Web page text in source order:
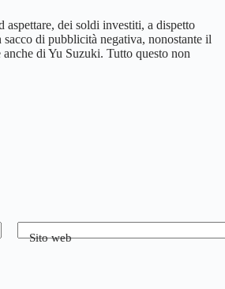
aspettare, dei soldi investiti, a dispetto
di pubblicità negativa, nonostante il
di Yu Suzuki. Tutto questo non
Sito web